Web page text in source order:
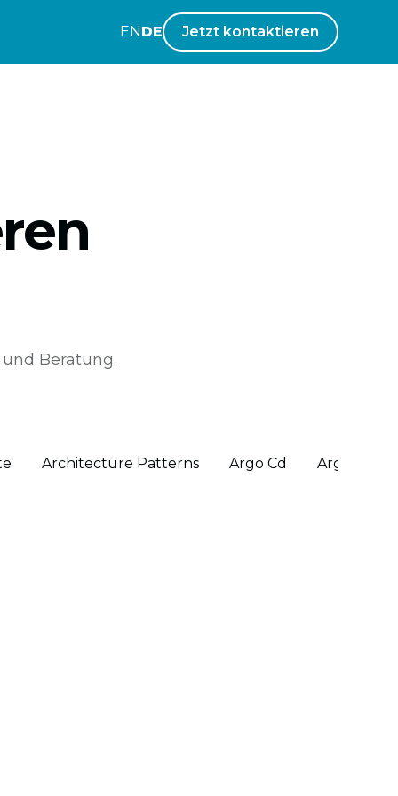
ENDE Jetzt kontaktieren
Beratung.
Architecture Patterns Argo Cd Argo